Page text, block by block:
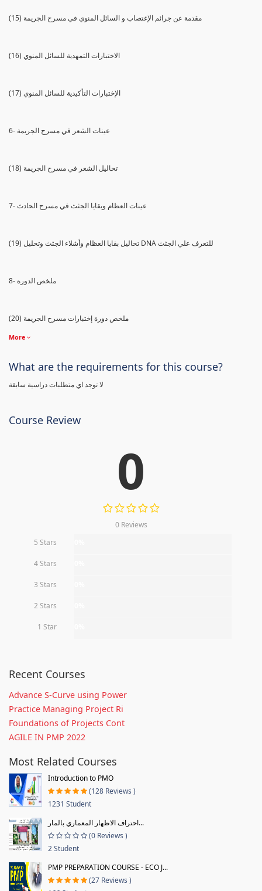
(15) مقدمة عن جرائم الإغتصاب و السائل المنوي في مسرح الجريمة
(16) الاختبارات التمهدية للسائل المنوي
(17) الإختبارات التأكيدية للسائل المنوي
6- عينات الشعر في مسرح الجريمة
(18) تحاليل الشعر في مسرح الجريمة
7- عينات العظام وبقايا الجثث في مسرح الحادث
(19) تحاليل بقايا العظام وأشلاء الجثث وتحليل DNA للتعرف علي الجثث
8- ملخص الدورة
(20) ملخص دورة إختبارات مسرح الجريمة
More
What are the requirements for this course?
لا توجد اي متطلبات دراسية سابقة
Course Review
0
0 Reviews
5 Stars
4 Stars
3 Stars
2 Stars
1 Star
Recent Courses
Advance S-Curve using Power
Practice Managing Project Ri
Foundations of Projects Cont
AGILE IN PMP 2022
Most Related Courses
Introduction to PMO
(128 Reviews )
1231 Student
احتراف الاظهار المعماري بالمار...
(0 Reviews )
2 Student
PMP PREPARATION COURSE - ECO J...
(27 Reviews )